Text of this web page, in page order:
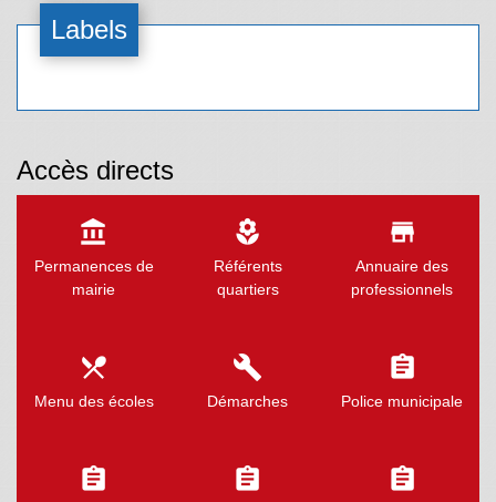
Labels
Accès directs
account_balance
Permanences de
mairie
local_florist
Référents
quartiers
store
Annuaire des
professionnels
local_dining
Menu des écoles
build
Démarches
assignment
Police municipale
assignment assignment assignment